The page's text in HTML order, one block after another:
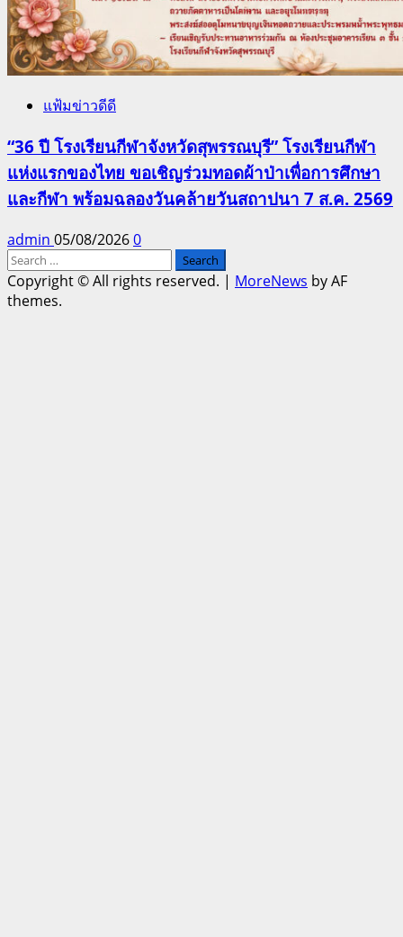
แฟ้มข่าวดีดี
“36 ปี โรงเรียนกีฬาจังหวัดสุพรรณบุรี” โรงเรียนกีฬา
แห่งแรกของไทย ขอเชิญร่วมทอดผ้าป่าเพื่อการศึกษา
และกีฬา พร้อมฉลองวันคล้ายวันสถาปนา 7 ส.ค. 2569
admin 05/08/20260
Search
for:
Copyright © All rights reserved. | MoreNews by AF
themes.